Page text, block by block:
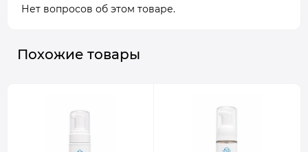
Нет вопросов об этом товаре.
Похожие товары